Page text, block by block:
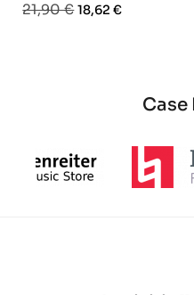
Prezzo
21,90 €Prezzo
18,62 €